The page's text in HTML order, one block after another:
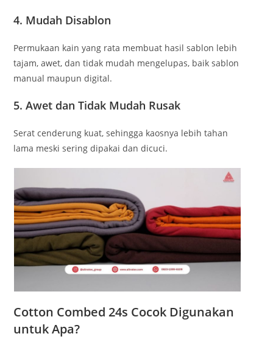
4. Mudah Disablon
Permukaan kain yang rata membuat hasil sablon lebih
tajam, awet, dan tidak mudah mengelupas, baik sablon
manual maupun digital.
5. Awet dan Tidak Mudah Rusak
Serat cenderung kuat, sehingga kaosnya lebih tahan
lama meski sering dipakai dan dicuci.
Cotton Combed 24s Cocok Digunakan
untuk Apa?